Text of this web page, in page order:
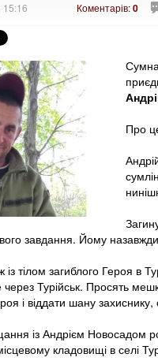
15:16 Коментарів:0
Про
завдання. Йому
тілом загиблого Героя в
через Турійськ. Просять
і віддати шану
із Андрієм Новосадом
кладовищі в селі